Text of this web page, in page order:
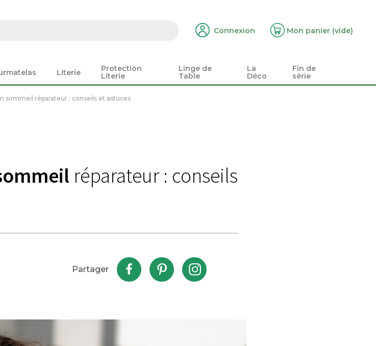
Connexion Mon panier (vide)
Literie
Protection
Literie
Linge de
Table
La
Déco
Fin de
série
sommeil réparateur : conseils et astuces
réparateur : conseils
Partager